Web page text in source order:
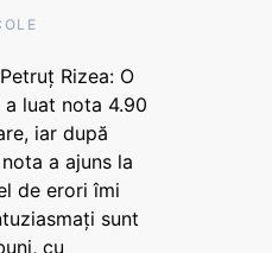
Rizea: O
luat nota 4.90
iar după
a ajuns la
de erori îmi
sunt
cu